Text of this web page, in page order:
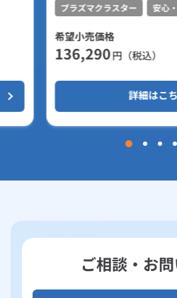
プラズマクラスター
安心
希望小売価格
136,290円（税込）
詳細はこ
ご相談・お